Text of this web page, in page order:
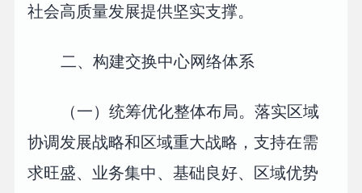
社会高质量发展提供坚实支撑。
二、构建交换中心网络体系
（一）统筹优化整体布局。落实区域
协调发展战略和区域重大战略，支持在需
求旺盛、业务集中、基础良好、区域优势